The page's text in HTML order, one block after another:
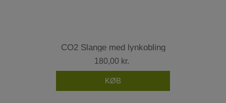
CO2 Slange med lynkobling
180,00 kr.